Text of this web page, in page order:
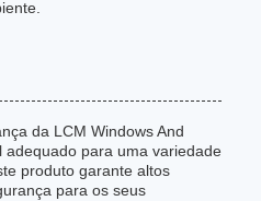
da LCM Windows And
adequado para uma variedade
produto garante altos
para os seus